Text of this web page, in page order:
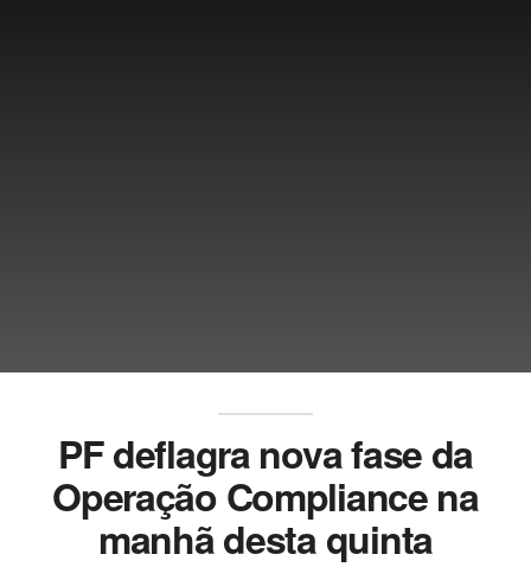
PF deflagra nova fase da
Operação Compliance na
manhã desta quinta